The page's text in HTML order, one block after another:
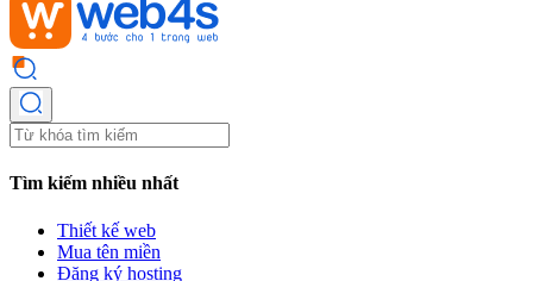
Tìm kiếm nhiều nhất
Thiết kế web
Mua tên miền
Đăng ký hosting